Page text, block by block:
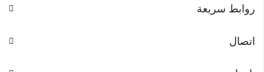
روابط سريعة
اتصال